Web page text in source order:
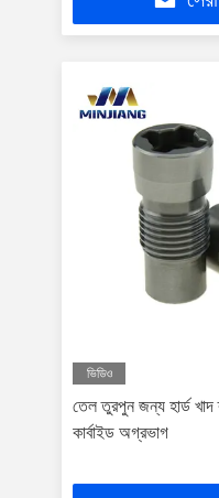
ভিডিও
তেল তুরপুন জন্য হার্ড খাদ
কার্বাইড অগ্রভাগ